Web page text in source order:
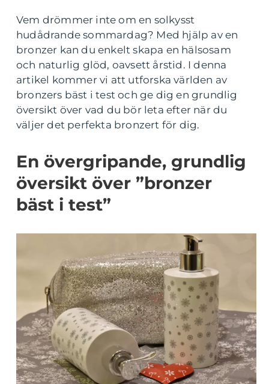
Vem drömmer inte om en solkysst
hudådrande sommardag? Med hjälp av en
bronzer kan du enkelt skapa en hälsosam
och naturlig glöd, oavsett årstid. I denna
artikel kommer vi att utforska världen av
bronzers bäst i test och ge dig en grundlig
översikt över vad du bör leta efter när du
väljer det perfekta bronzert för dig.
En övergripande, grundlig
översikt över ”bronzer
bäst i test”